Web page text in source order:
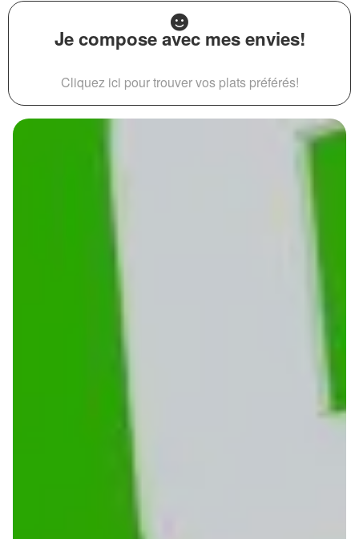
Je compose avec mes envies!
Cliquez ici pour trouver vos plats préférés!